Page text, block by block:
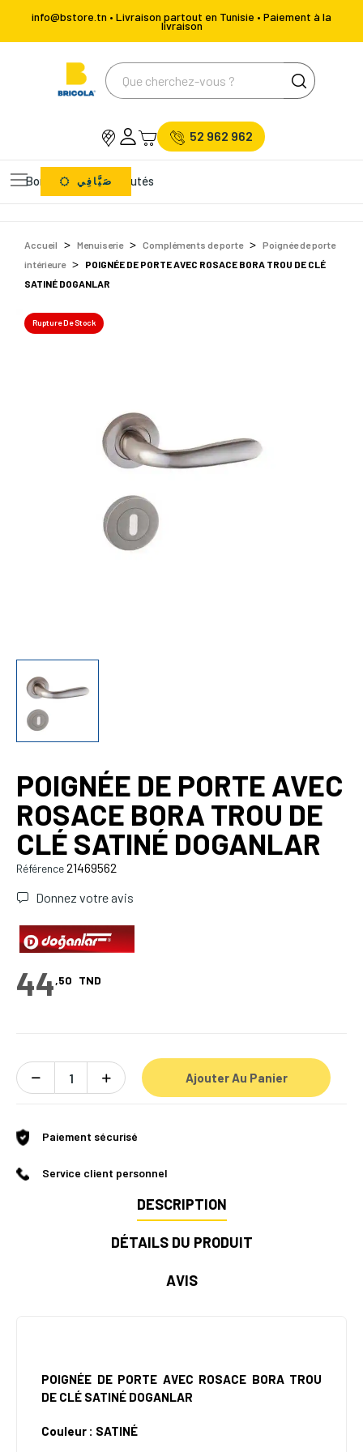
info@bstore.tn • Livraison partout en Tunisie • Paiement à la
livraison
52 962 962
Bons Plans Nouveautés
صَيَّافِي
Accueil Menuiserie Compléments de porte
Poignée de porte
intérieure
POIGNÉE DE PORTE AVEC ROSACE BORA TROU DE CLÉ
SATINÉ DOGANLAR
Rupture De Stock
POIGNÉE DE PORTE AVEC
ROSACE BORA TROU DE
CLÉ SATINÉ DOGANLAR
Référence21469562
Donnez votre avis
44,50 TND
Ajouter Au Panier
Paiement sécurisé
Service client personnel
DESCRIPTION
DÉTAILS DU PRODUIT
AVIS
POIGNÉE DE PORTE AVEC ROSACE BORA TROU
DE CLÉ SATINÉ DOGANLAR
Couleur : SATINÉ